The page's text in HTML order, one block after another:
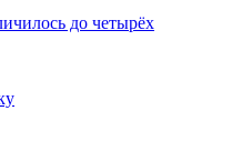
до четырёх